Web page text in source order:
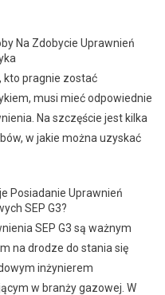
Na Zdobycie Uprawnień
kto pragnie zostać
musi mieć odpowiednie
Na szczęście jest kilka
w jakie można uzyskać
Posiadanie Uprawnień
SEP G3?
SEP G3 są ważnym
na drodze do stania się
inżynierem
w branży gazowej. W